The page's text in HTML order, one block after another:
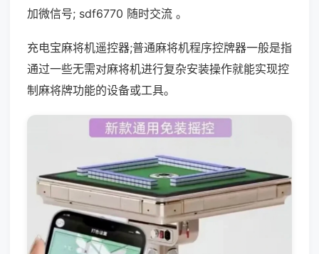
加微信号; sdf6770 随时交流 。
充电宝麻将机遥控器;普通麻将机程序控牌器一般是指
通过一些无需对麻将机进行复杂安装操作就能实现控
制麻将牌功能的设备或工具。